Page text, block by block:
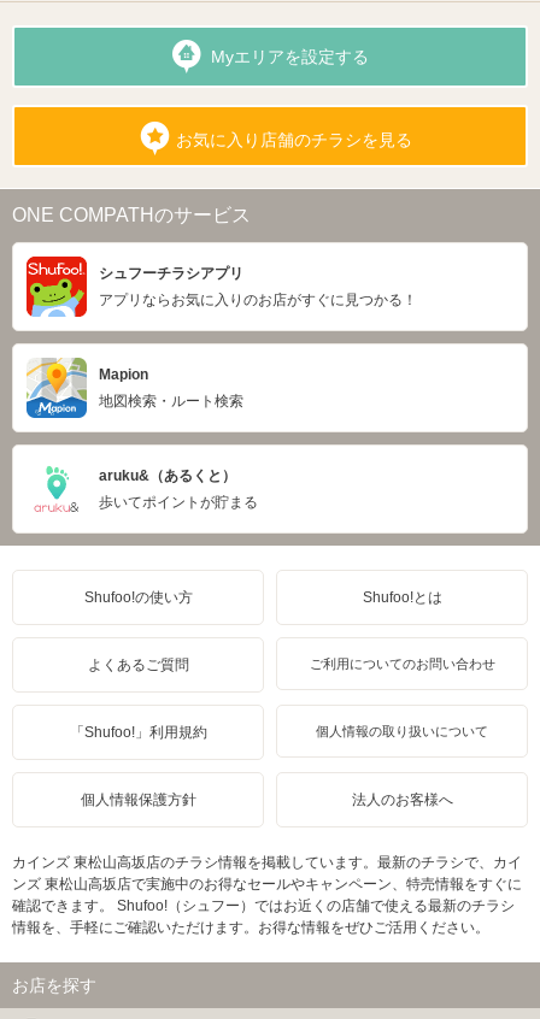
Myエリアを設定する
お気に入り店舗のチラシを見る
ONE COMPATHのサービス
シュフーチラシアプリ
アプリならお気に入りのお店がすぐに見つかる！
Mapion
地図検索・ルート検索
aruku&（あるくと）
歩いてポイントが貯まる
Shufoo!の使い方 Shufoo!とは
よくあるご質問 ご利用についてのお問い合わせ
「Shufoo!」利用規約 個人情報の取り扱いについて
個人情報保護方針 法人のお客様へ
カインズ 東松山高坂店のチラシ情報を掲載しています。最新のチラシで、カイ
ンズ 東松山高坂店で実施中のお得なセールやキャンペーン、特売情報をすぐに
確認できます。 Shufoo!（シュフー）ではお近くの店舗で使える最新のチラシ
情報を、手軽にご確認いただけます。お得な情報をぜひご活用ください。
お店を探す